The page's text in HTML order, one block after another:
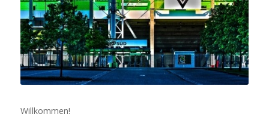
Willkommen!